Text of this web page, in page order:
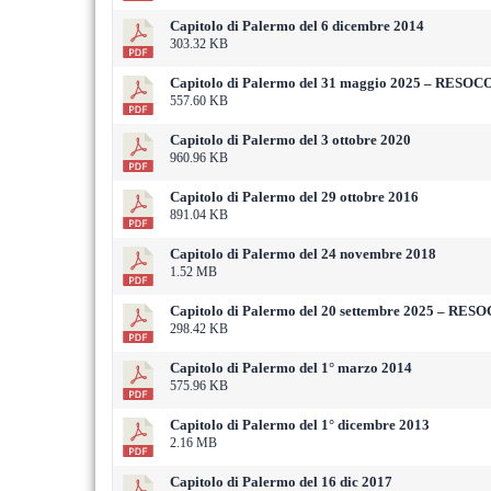
Capitolo di Palermo del 6 dicembre 2014
303.32 KB
Capitolo di Palermo del 31 maggio 2025 –
557.60 KB
Capitolo di Palermo del 3 ottobre 2020
960.96 KB
Capitolo di Palermo del 29 ottobre 2016
891.04 KB
Capitolo di Palermo del 24 novembre 2018
1.52 MB
Capitolo di Palermo del 20 settembre 2025 –
298.42 KB
Capitolo di Palermo del 1° marzo 2014
575.96 KB
Capitolo di Palermo del 1° dicembre 2013
2.16 MB
Capitolo di Palermo del 16 dic 2017